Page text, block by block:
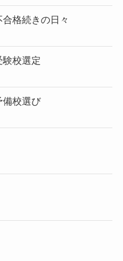
格続きの日々
校選定
校選び